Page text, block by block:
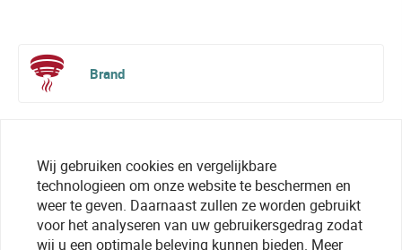
Brand
Wij gebruiken cookies en vergelijkbare
technologieen om onze website te beschermen en
weer te geven. Daarnaast zullen ze worden gebruikt
voor het analyseren van uw gebruikersgedrag zodat
wij u een optimale beleving kunnen bieden. Meer